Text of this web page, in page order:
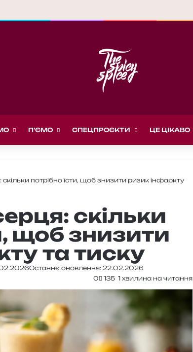
П’ЄМО СПЕЦПРОЄКТИ ЦЕ ЦІКАВО
потрібно їсти, щоб знизити ризик інфаркту
скільки
щоб знизити
та тиску
Останнє оновлення: 22.02.2026
0
135 1 хвилина на читання